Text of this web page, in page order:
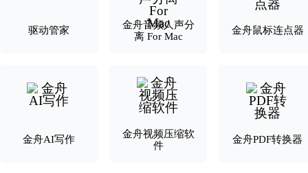
驱动管家
金舟音频人声分
离 For Mac
金舟鼠标连点器
金舟AI写作
金舟视频压缩软
件
金舟PDF转换器